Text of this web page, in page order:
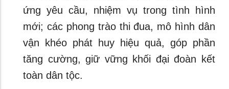
ứng yêu cầu, nhiệm vụ trong tình hình
mới; các phong trào thi đua, mô hình dân
vận khéo phát huy hiệu quả, góp phần
tăng cường, giữ vững khối đại đoàn kết
toàn dân tộc.